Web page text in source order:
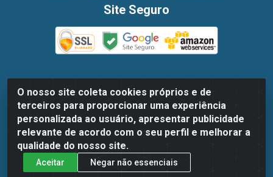
O nosso site coleta cookies próprios e de
terceiros para proporcionar uma experiência
personalizada ao usuário, apresentar publicidade
relevante de acordo com o seu perfil e melhorar a
qualidade do nosso site.
Aceitar
Negar não essenciais
Site Seguro
Dispan Distribuidora de Alimentos LTDA - Avenida
Marechal Mascarenhas De Moraes, 1048- Imbiribeira,
Recife/PE - CEP 51.170-000 - CNPJ 30.779.584/0003-78